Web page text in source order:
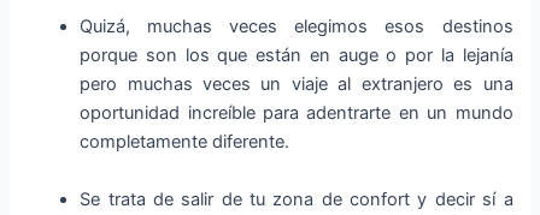
Quizá, muchas veces elegimos esos destinos
porque son los que están en auge o por la lejanía
pero muchas veces un viaje al extranjero es una
oportunidad increíble para adentrarte en un mundo
completamente diferente.
Se trata de salir de tu zona de confort y decir sí a